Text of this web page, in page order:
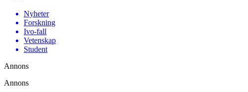
Nyheter
Forskning
Ivo-fall
Vetenskap
Student
Annons
Annons